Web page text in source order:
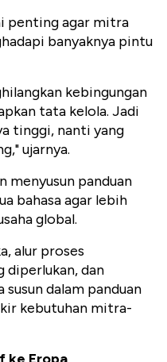
penting agar mitra
banyaknya pintu
kebingungan
tata kelola. Jadi
tinggi, nanti yang
ujarnya.
menyusun panduan
bahasa agar lebih
global.
alur proses
diperlukan, dan
dalam panduan
kebutuhan mitra-